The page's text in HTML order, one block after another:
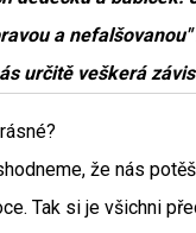
a
určitě veškerá
že nás
Tak si je všichni